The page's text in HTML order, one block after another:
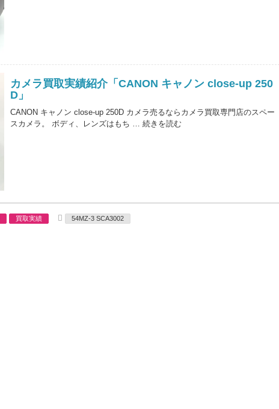
カメラ買取実績紹介「CANON キャノン close-up 250
D」
CANON キャノン close-up 250D カメラ売るならカメラ買取専門店のスペー
スカメラ。 ボディ、レンズはもち …続きを読む
買取実績
T
a
54MZ-3 SCA3002